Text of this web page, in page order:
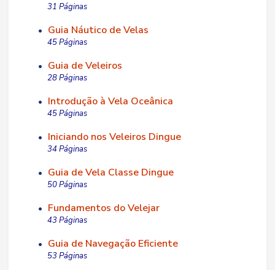
31 Páginas
• Guia Náutico de Velas
45 Páginas
• Guia de Veleiros
28 Páginas
• Introdução à Vela Oceânica
45 Páginas
• Iniciando nos Veleiros Dingue
34 Páginas
• Guia de Vela Classe Dingue
50 Páginas
• Fundamentos do Velejar
43 Páginas
• Guia de Navegação Eficiente
53 Páginas